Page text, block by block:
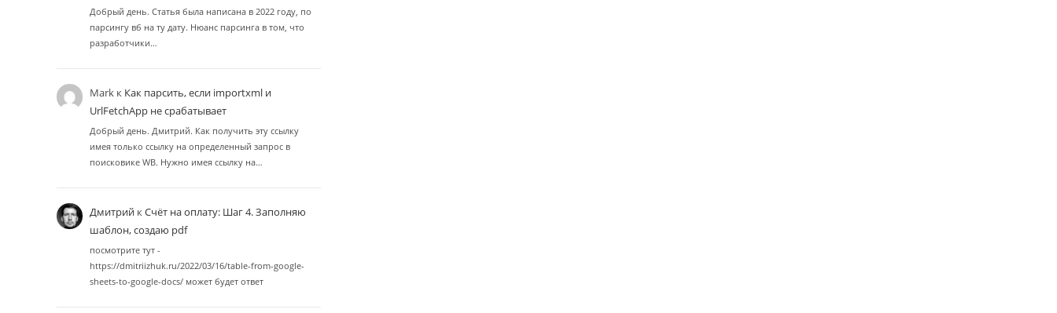
Добрый день. Статья была написана в 2022 году, по
парсингу вб на ту дату. Нюанс парсинга в том, что
разработчики…
Mark к Как парсить, если importxml и
UrlFetchApp не срабатывает
Добрый день. Дмитрий. Как получить эту ссылку
имея только ссылку на определенный запрос в
поисковике WB. Нужно имея ссылку на…
Дмитрий кСчёт на оплату: Шаг 4. Заполняю
шаблон, создаю pdf
посмотрите тут -
https://dmitriizhuk.ru/2022/03/16/table-from-google-
sheets-to-google-docs/ может будет ответ